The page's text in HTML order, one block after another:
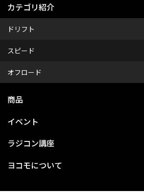
カテゴリ紹介
ドリフト
スピード
オフロード
商品
イベント
ラジコン講座
ヨコモについて